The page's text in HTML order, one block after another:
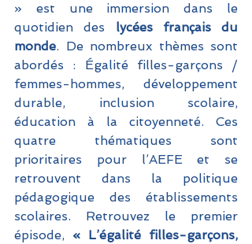
» est une immersion dans le
quotidien des lycées français du
monde. De nombreux thèmes sont
abordés : Égalité filles-garçons /
femmes-hommes, développement
durable, inclusion scolaire,
éducation à la citoyenneté. Ces
quatre thématiques sont
prioritaires pour l’AEFE et se
retrouvent dans la politique
pédagogique des établissements
scolaires. Retrouvez le premier
épisode, « L’égalité filles-garçons,